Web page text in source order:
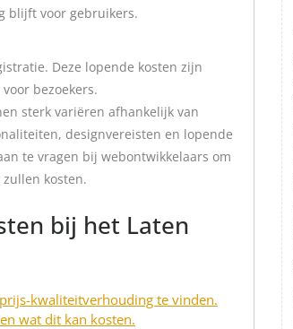
blijft voor gebruikers.
Deze lopende kosten zijn
bezoekers.
sterk variëren afhankelijk van
designvereisten en lopende
te vragen bij webontwikkelaars om
kosten.
bij het Laten
kwaliteitverhouding te vinden.
wat dit kan kosten.